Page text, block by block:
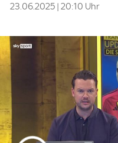
23.06.2025 | 20:10 Uhr